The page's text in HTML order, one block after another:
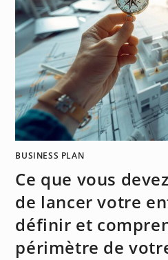
BUSINESS PLAN
Ce que vous
de lancer votre
définir et
périmètre de